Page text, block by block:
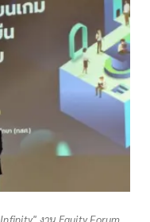
งาน Equity Forum